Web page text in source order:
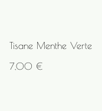
Tisane Menthe Verte
7,00 €